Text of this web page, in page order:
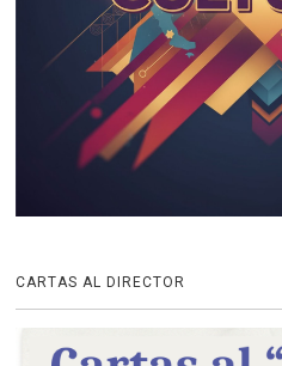
CARTAS AL DIRECTOR